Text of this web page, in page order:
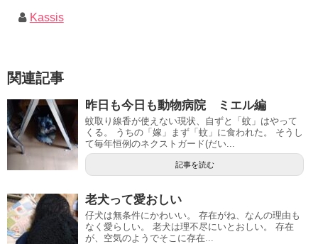
Kassis
関連記事
昨日も今日も動物病院 ミエル編
蚊取り線香が使えない現状、自ずと「蚊」はやって
くる。 うちの「嫁」まず「蚊」に食われた。 そうし
て毎年恒例のネクストガード(だい...
記事を読む
老犬って愛おしい
仔犬は無条件にかわいい。 存在がね、なんの理由も
なく愛らしい。 老犬は理不尽にいとおしい。 存在
が、空気のようでそこに存在...